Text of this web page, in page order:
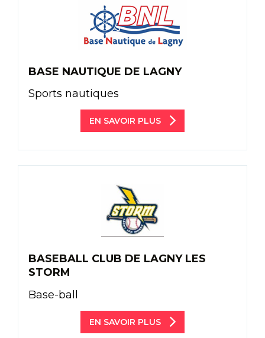
BASE NAUTIQUE DE LAGNY
Sports nautiques
EN SAVOIR PLUS
BASEBALL CLUB DE LAGNY LES
STORM
Base-ball
EN SAVOIR PLUS